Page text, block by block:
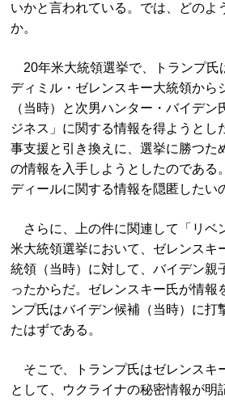
いかと言われている。では、どのよ
か。
20年米大統領選挙で、トランプ氏
ディミル・ゼレンスキー大統領から
（当時）と次男ハンター・バイデ
ジネス」に関する情報を得ようとし
事支援と引き換えに、選挙に勝つた
の情報を入手しようとしたのである
ディールに関する情報を隠匿したい
さらに、上の件に関連して「リベ
米大統領選挙において、ゼレンスキ
統領（当時）に対して、バイデン親
ったからだ。ゼレンスキー氏が情報
ンプ氏はバイデン候補（当時）に打
たはずである。
そこで、トランプ氏はゼレンスキ
として、ウクライナの秘密情報が明